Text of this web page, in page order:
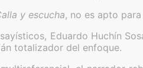
y escucha, no es apto
Eduardo Huchín
totalizador del enfoque.